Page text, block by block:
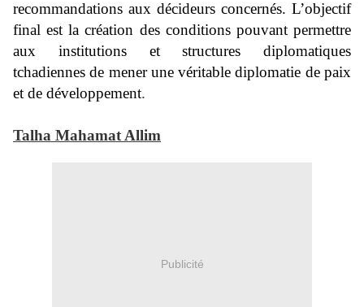
recommandations aux décideurs concernés. L’objectif
final est la création des conditions pouvant permettre
aux institutions et structures diplomatiques
tchadiennes de mener une véritable diplomatie de paix
et de développement.
Talha Mahamat Allim
Publicité